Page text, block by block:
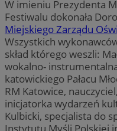
W imieniu Prezydenta
Festiwalu dokonała
Miejskiego Zarządu
Wszystkich
skład którego weszli:
wokalno-
katowickiego Pałacu
RM Katowice,
inicjatorka wydarzeń
Kulbicki, specjalista do